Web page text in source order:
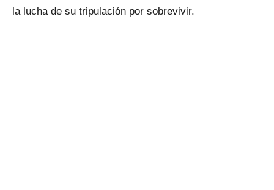
la lucha de su tripulación por sobrevivir.